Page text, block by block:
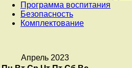
Программа воспитания
Безопасность
Комплектование
Апрель 2023